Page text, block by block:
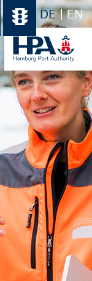
DE EN
im
Download-